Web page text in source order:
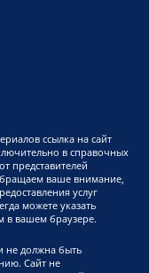
ссылка на сайт
в справочных
представителей
ваше внимание,
услуг
можете указать
в вашем браузере.
не должна быть
Сайт не